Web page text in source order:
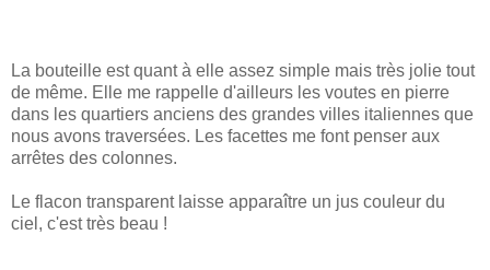
La bouteille est quant à elle assez simple mais très jolie tout
de même. Elle me rappelle d'ailleurs les voutes en pierre
dans les quartiers anciens des grandes villes italiennes que
nous avons traversées. Les facettes me font penser aux
arrêtes des colonnes.
Le flacon transparent laisse apparaître un jus couleur du
ciel, c'est très beau !